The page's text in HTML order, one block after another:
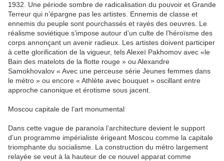
1932. Une période sombre de radicalisation du pouvoir et Grande
Terreur qui n’épargne pas les artistes. Ennemis de classe et
ennemis du peuple sont pourchassés et rayés des oeuvres. Le
réalisme soviétique s’impose autour d’un culte de l’héroïsme des
corps annonçant un avenir radieux. Les artistes doivent participer
à cette glorification de la vigueur, tels Alexeï Pakhomov avec «le
Bain des matelots de la flotte rouge » ou Alexandre
Samokhovalov « Avec une perceuse série Jeunes femmes dans
le métro » ou encore « Athlète avec bouquet » oscillant entre
approche canonique et érotisme sous jacent.
Moscou capitale de l’art monumental
Dans cette vague de paranoïa l’architecture devient le support
d’un programme impérialiste érigeant Moscou comme la capitale
triomphante du socialisme. La construction du métro largement
relayée se veut à la hauteur de ce nouvel apparat comme